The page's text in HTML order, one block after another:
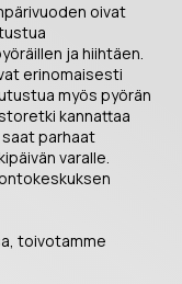
oivat
ja hiihtäen.
erinomaisesti
myös pyörän
kannattaa
parhaat
varalle.
toivotamme